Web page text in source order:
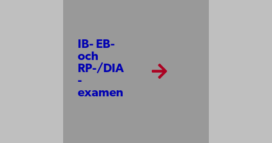
IB- EB-
och
RP-/DIA
-
examen